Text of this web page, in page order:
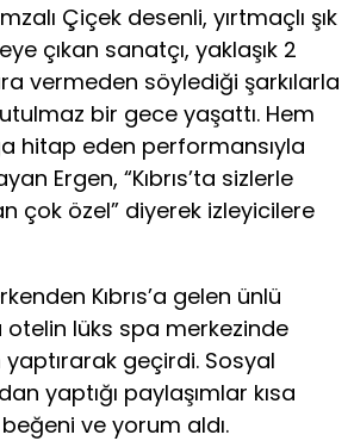
Çiçek desenli, yırtmaçlı şık
çıkan sanatçı, yaklaşık 2
vermeden söylediği şarkılarla
bir gece yaşattı. Hem
hitap eden performansıyla
Ergen, “Kıbrıs’ta sizlerle
çok özel” diyerek izleyicilere
Kıbrıs’a gelen ünlü
otelin lüks spa merkezinde
geçirdi. Sosyal
yaptığı paylaşımlar kısa
ve yorum aldı.